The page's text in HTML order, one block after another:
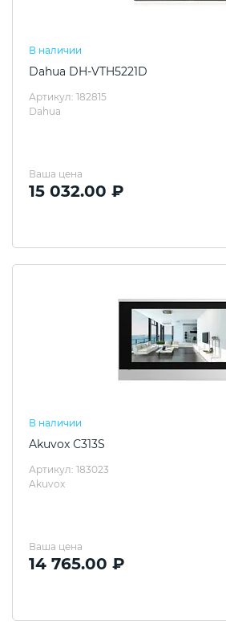
В наличии
Dahua DH-VTH5221D
Артикул: 182815
Dahua
Ваша цена
15 032.00 ₽
В наличии
Akuvox С313S
Артикул: 183023
Akuvox
Ваша цена
14 765.00 ₽